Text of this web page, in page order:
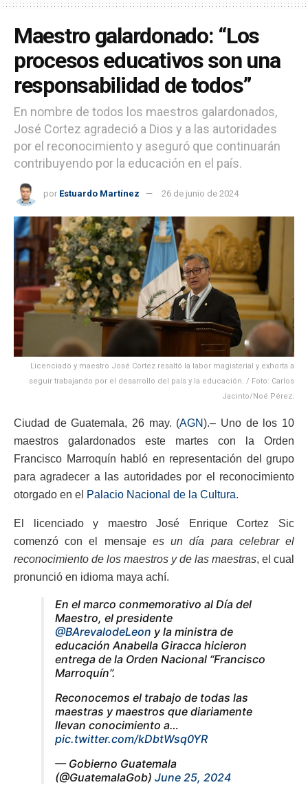
Maestro galardonado: “Los
procesos educativos son una
responsabilidad de todos”
En nombre de todos los maestros galardonados,
José Cortez agradeció a Dios y a las autoridades
por el reconocimiento y aseguró que continuarán
contribuyendo por la educación en el país.
por Estuardo Martínez 26 de junio de 2024
Licenciado y maestro José Cortez resaltó la labor magisterial y exhorta a
seguir trabajando por el desarrollo del país y la educación. / Foto: Carlos
Jacinto/Noé Pérez.
Ciudad de Guatemala, 26 may. (AGN).– Uno de los 10
maestros galardonados este martes con la Orden
Francisco Marroquín habló en representación del grupo
para agradecer a las autoridades por el reconocimiento
otorgado en el Palacio Nacional de la Cultura.
El licenciado y maestro José Enrique Cortez Sic
comenzó con el mensaje es un día para celebrar el
reconocimiento de los maestros y de las maestras, el cual
pronunció en idioma maya achí.
En el marco conmemorativo al Día del
Maestro, el presidente
@BArevalodeLeon y la ministra de
educación Anabella Giracca hicieron
entrega de la Orden Nacional “Francisco
Marroquín”.
Reconocemos el trabajo de todas las
maestras y maestros que diariamente
llevan conocimiento a…
pic.twitter.com/kDbtWsq0YR
— Gobierno Guatemala
(@GuatemalaGob) June 25, 2024